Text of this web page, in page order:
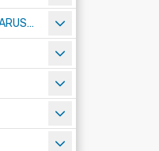
PROCEDURA ZGŁASZANIA NARUSZEŃ PRAWA